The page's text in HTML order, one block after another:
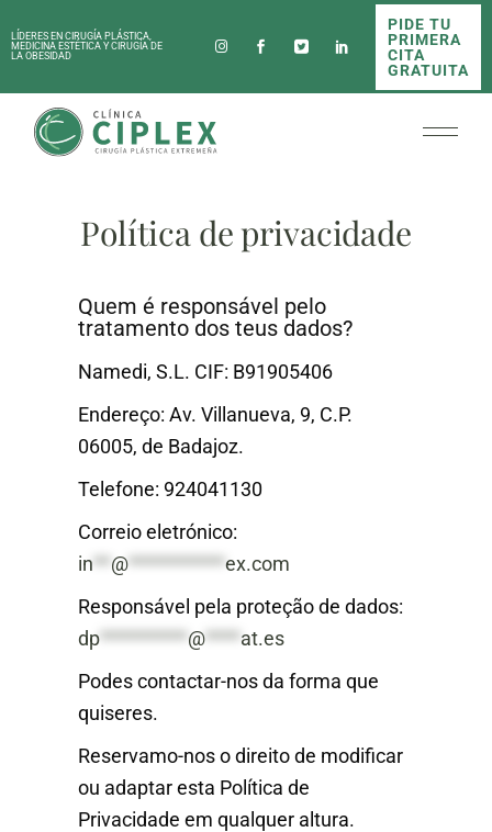
LÍDERES EN CIRUGÍA PLÁSTICA,
MEDICINA ESTÉTICA Y CIRUGÍA DE
LA OBESIDAD
PIDE TU
PRIMERA
CITA
GRATUITA
Política de privacidade
Quem é responsável pelo
tratamento dos teus dados?
Namedi, S.L. CIF: B91905406
Endereço: Av. Villanueva, 9, C.P.
06005, de Badajoz.
Telefone: 924041130
Correio eletrónico:
in ** @***********ex.com
Responsável pela proteção de dados:
dp********** @**** at.es
Podes contactar-nos da forma que
quiseres.
Reservamo-nos o direito de modificar
ou adaptar esta Política de
Privacidade em qualquer altura.